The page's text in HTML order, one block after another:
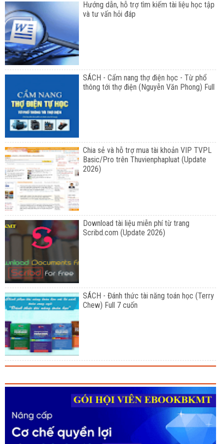
Hướng dẫn, hỗ trợ tìm kiếm tài liệu học tập
và tư vấn hỏi đáp
SÁCH - Cẩm nang thợ điện học - Từ phổ
thông tới thợ điện (Nguyễn Văn Phong) Full
Chia sẻ và hỗ trợ mua tài khoản VIP TVPL
Basic/Pro trên Thuvienphapluat (Update
2026)
Download tài liệu miễn phí từ trang
Scribd.com (Update 2026)
SÁCH - Đánh thức tài năng toán học (Terry
Chew) Full 7 cuốn